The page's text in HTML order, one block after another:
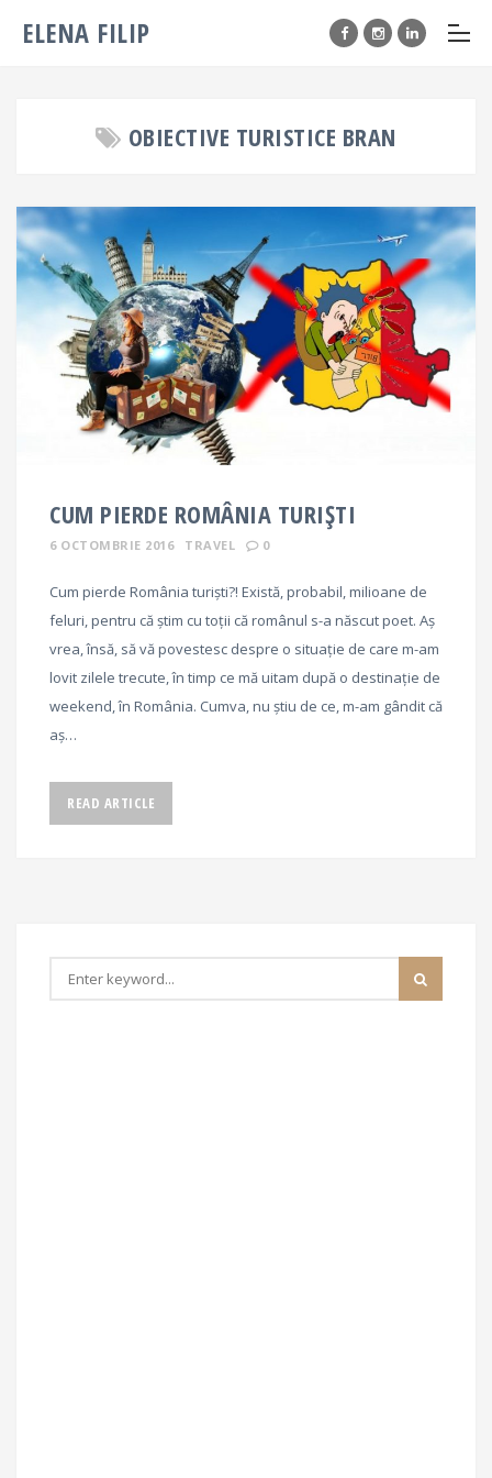
ELENA FILIP
OBIECTIVE TURISTICE BRAN
CUM PIERDE ROMÂNIA TURIȘTI
6 OCTOMBRIE 2016 TRAVEL 0
Cum pierde România turiști?! Există, probabil, milioane de
feluri, pentru că știm cu toții că românul s-a născut poet. Aș
vrea, însă, să vă povestesc despre o situație de care m-am
lovit zilele trecute, în timp ce mă uitam după o destinație de
weekend, în România. Cumva, nu știu de ce, m-am gândit că
aș…
READ ARTICLE